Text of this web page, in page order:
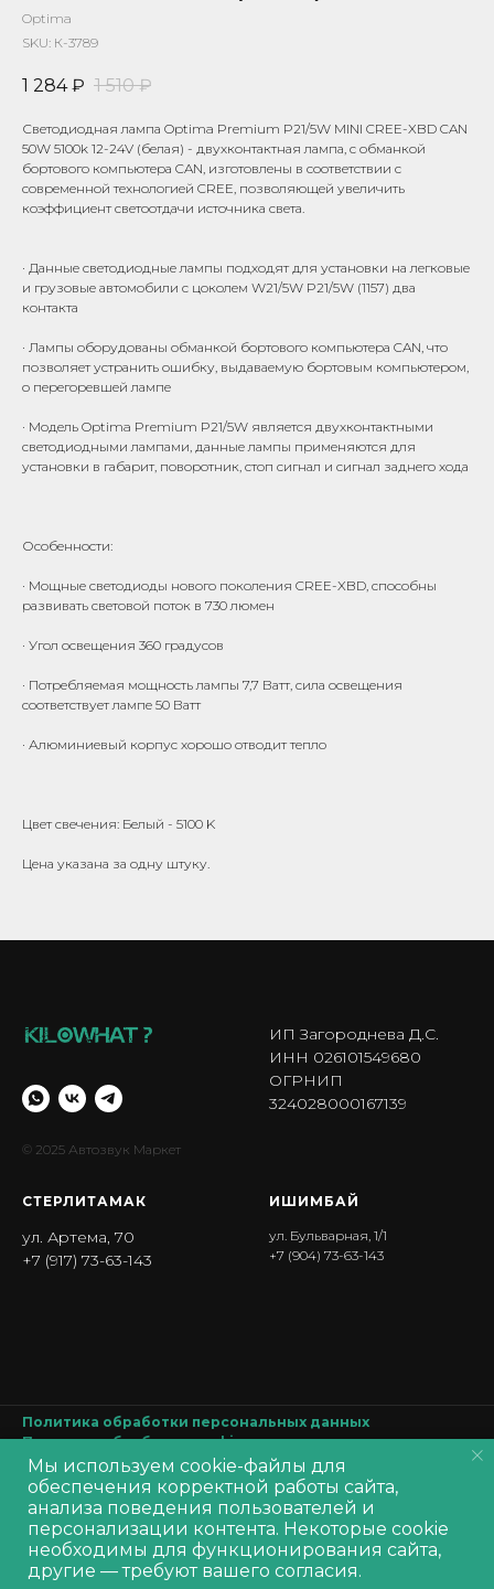
Optima
SKU: К-3789
1 284 ₽ 1 510 ₽
В корзину
Светодиодная лампа Optima Premium P21/5W MINI CREE-XBD CAN
50W 5100k 12-24V (белая) - двухконтактная лампа, с обманкой
бортового компьютера CAN, изготовлены в соответствии с
современной технологией CREE, позволяющей увеличить
коэффициент светоотдачи источника света.
· Данные светодиодные лампы подходят для установки на легковые
и грузовые автомобили с цоколем W21/5W P21/5W (1157) два
контакта
· Лампы оборудованы обманкой бортового компьютера CAN, что
позволяет устранить ошибку, выдаваемую бортовым компьютером,
о перегоревшей лампе
· Модель Optima Premium P21/5W является двухконтактными
светодиодными лампами, данные лампы применяются для
установки в габарит, поворотник, стоп сигнал и сигнал заднего хода
Особенности:
· Мощные светодиоды нового поколения CREE-XBD, способны
развивать световой поток в 730 люмен
· Угол освещения 360 градусов
· Потребляемая мощность лампы 7,7 Ватт, сила освещения
соответствует лампе 50 Ватт
· Алюминиевый корпус хорошо отводит тепло
Цвет свечения: Белый - 5100 K
Цена указана за одну штуку.
© 2025 Автозвук Маркет
ИП Загороднева Д.С.
ИНН 026101549680
ОГРНИП
324028000167139
СТЕРЛИТАМАК
ул. Артема, 70
+7 (917) 73-63-143
ИШИМБА Й
ул. Бульварная, 1/1
+7 (904) 73-63-143
Политика обработки персональных данных
Политика обработкиcookie
Согласие на обработку персональных данных
Производитель оставляет за собой право изменять характеристики
товара, его внешний вид и комплектность без предварительного
уведомления продавца
Мы используем cookie-файлы для
обеспечения корректной работы сайта,
анализа поведения пользователей и
персонализации контента. Некоторые cookie
необходимы для функционирования сайта,
другие — требуют вашего согласия.